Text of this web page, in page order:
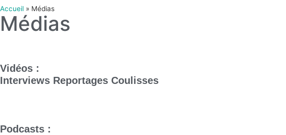
Accueil » Médias
Médias
Vidéos :
Interviews Reportages Coulisses
Podcasts :